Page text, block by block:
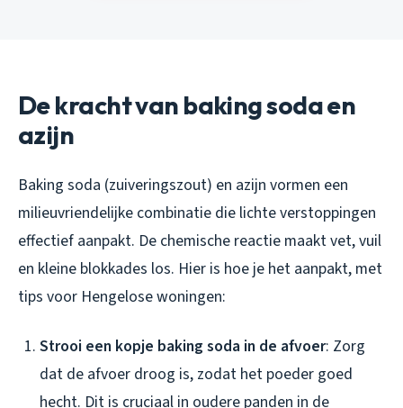
De kracht van baking soda en
azijn
Baking soda (zuiveringszout) en azijn vormen een
milieuvriendelijke combinatie die lichte verstoppingen
effectief aanpakt. De chemische reactie maakt vet, vuil
en kleine blokkades los. Hier is hoe je het aanpakt, met
tips voor Hengelose woningen:
Strooi een kopje baking soda in de afvoer: Zorg
dat de afvoer droog is, zodat het poeder goed
hecht. Dit is cruciaal in oudere panden in de